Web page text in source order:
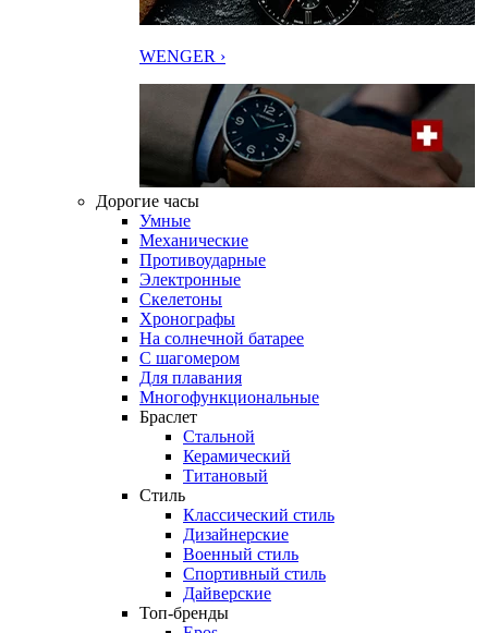
WENGER ›
Дорогие часы
Умные
Механические
Противоударные
Электронные
Скелетоны
Хронографы
На солнечной батарее
С шагомером
Для плавания
Многофункциональные
Браслет
Стальной
Керамический
Титановый
Стиль
Классический стиль
Дизайнерские
Военный стиль
Спортивный стиль
Дайверские
Топ-бренды